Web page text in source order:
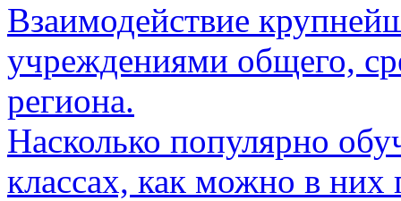
Взаимодействие
учреждениями общего,
региона.
Насколько популярно
классах, как можно в них